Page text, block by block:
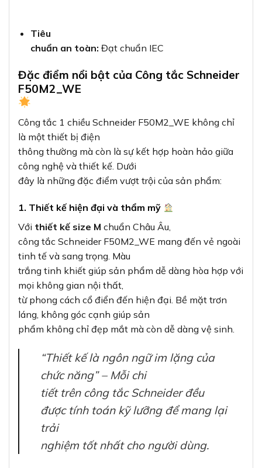
Tiêu
chuẩn an toàn: Đạt chuẩn IEC
Đặc điểm nổi bật của Công tắc Schneider
F50M2_WE
Công tắc 1 chiều Schneider F50M2_WE không chỉ
là một thiết bị điện
thông thường mà còn là sự kết hợp hoàn hảo giữa
công nghệ và thiết kế. Dưới
đây là những đặc điểm vượt trội của sản phẩm:
1. Thiết kế hiện đại và thẩm mỹ
Với thiết kế size M chuẩn Châu Âu,
công tắc Schneider F50M2_WE mang đến vẻ ngoài
tinh tế và sang trọng. Màu
trắng tinh khiết giúp sản phẩm dễ dàng hòa hợp với
mọi không gian nội thất,
từ phong cách cổ điển đến hiện đại. Bề mặt trơn
láng, không góc cạnh giúp sản
phẩm không chỉ đẹp mắt mà còn dễ dàng vệ sinh.
“Thiết kế là ngôn ngữ im lặng của
chức năng” – Mỗi chi
tiết trên công tắc Schneider đều
được tính toán kỹ lưỡng để mang lại
trải
nghiệm tốt nhất cho người dùng.